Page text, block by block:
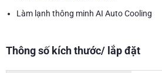
Làm lạnh thông minh AI Auto Cooling
Thông số kích thước/ lắp đặt